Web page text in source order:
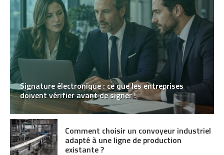
Signature électronique : ce que les entreprises
doivent vérifier avant de signer !
Comment choisir un convoyeur industriel
adapté à une ligne de production
existante ?